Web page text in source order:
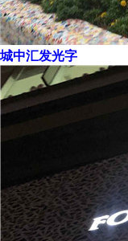
城中汇发光字